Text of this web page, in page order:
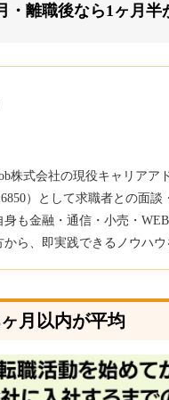
・離職後なら1ヶ月
株式会社の現役キャリア
）として求職者との面
も金融・通信・小売・
ら、即実践できるノウハウ
月以内が平均